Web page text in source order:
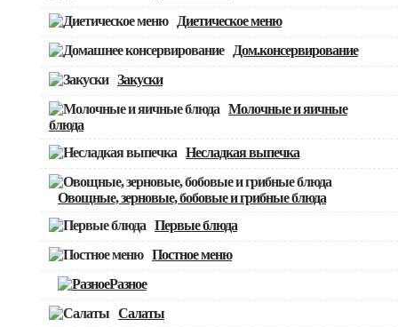
Диетическое меню
Дом.консервирование
Закуски
Молочные и яичные
блюда
Несладкая выпечка
Овощные, зерновые, бобовые и грибные блюда
Первые блюда
Постное меню
Разное
Салаты